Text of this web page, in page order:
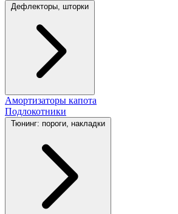
Дефлекторы, шторки
Амортизаторы капота
Подлокотники
Тюнинг: пороги, накладки